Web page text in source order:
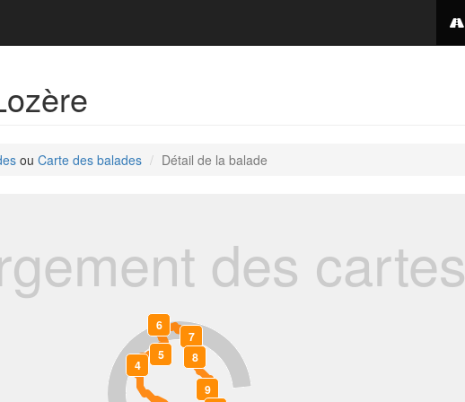
ou Carte des balades Détail de la balade
des cartes
4
5
6
7
8
9